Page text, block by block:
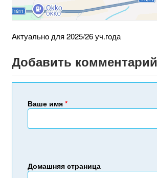
Актуально для 2025/26 уч.года
Добавить комментарий
Ваше имя*
Домашняя страница